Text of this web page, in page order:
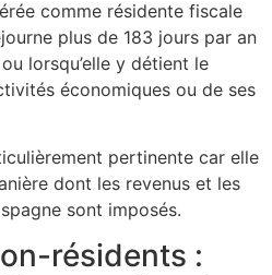
comme résidente fiscale
plus de 183 jours par an
lorsqu’elle y détient le
économiques ou de ses
pertinente car elle
dont les revenus et les
sont imposés.
résidents :